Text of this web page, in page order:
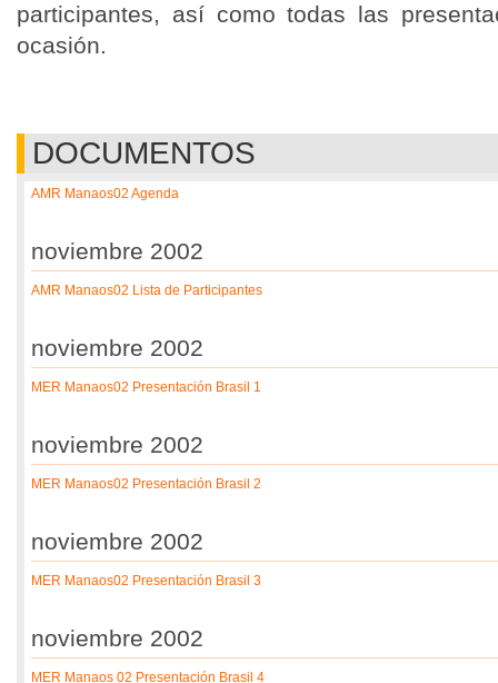
participantes, así como todas las
ocasión.
DOCUMENTOS
AMR Manaos02 Agenda
noviembre 2002
AMR Manaos02 Lista de Participantes
noviembre 2002
MER Manaos02 Presentación Brasil 1
noviembre 2002
MER Manaos02 Presentación Brasil 2
noviembre 2002
MER Manaos02 Presentación Brasil 3
noviembre 2002
MER Manaos 02 Presentación Brasil 4